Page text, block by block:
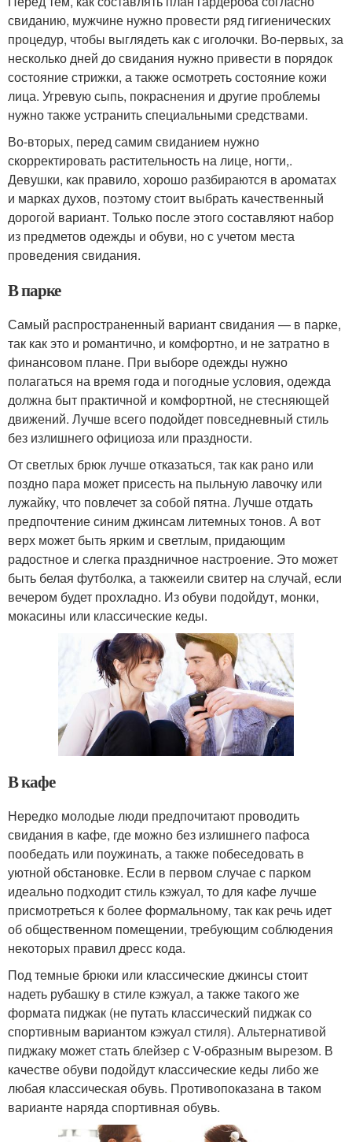
свиданию, мужчине нужно провести ряд гигиенических
процедур, чтобы выглядеть как с иголочки. Во-первых, за
несколько дней до свидания нужно привести в порядок
состояние стрижки, а также осмотреть состояние кожи
лица. Угревую сыпь, покраснения и другие проблемы
нужно также устранить специальными средствами.
Во-вторых, перед самим свиданием нужно
скорректировать растительность на лице, ногти,.
Девушки, как правило, хорошо разбираются в ароматах
и марках духов, поэтому стоит выбрать качественный
дорогой вариант. Только после этого составляют набор
из предметов одежды и обуви, но с учетом места
проведения свидания.
В парке
Самый распространенный вариант свидания — в парке,
так как это и романтично, и комфортно, и не затратно в
финансовом плане. При выборе одежды нужно
полагаться на время года и погодные условия, одежда
должна быт практичной и комфортной, не стесняющей
движений. Лучше всего подойдет повседневный стиль
без излишнего официоза или праздности.
От светлых брюк лучше отказаться, так как рано или
поздно пара может присесть на пыльную лавочку или
лужайку, что повлечет за собой пятна. Лучше отдать
предпочтение синим джинсам литемных тонов. А вот
верх может быть ярким и светлым, придающим
радостное и слегка праздничное настроение. Это может
быть белая футболка, а такжеили свитер на случай, если
вечером будет прохладно. Из обуви подойдут, монки,
мокасины или классические кеды.
В кафе
Нередко молодые люди предпочитают проводить
свидания в кафе, где можно без излишнего пафоса
пообедать или поужинать, а также побеседовать в
уютной обстановке. Если в первом случае с парком
идеально подходит стиль кэжуал, то для кафе лучше
присмотреться к более формальному, так как речь идет
об общественном помещении, требующим соблюдения
некоторых правил дресс кода.
Под темные брюки или классические джинсы стоит
надеть рубашку в стиле кэжуал, а также такого же
формата пиджак (не путать классический пиджак со
спортивным вариантом кэжуал стиля). Альтернативой
пиджаку может стать блейзер с V-образным вырезом. В
качестве обуви подойдут классические кеды либо же
любая классическая обувь. Противопоказана в таком
варианте наряда спортивная обувь.